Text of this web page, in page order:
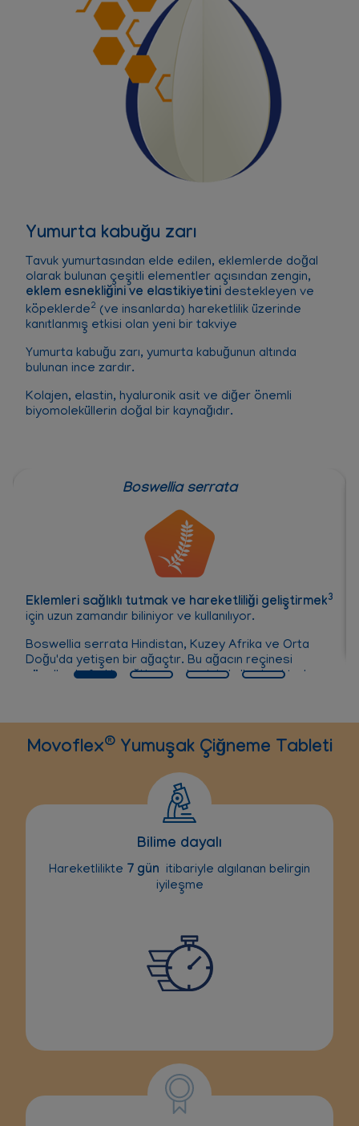
Yumurta kabuğu zarı
Tavuk yumurtasından elde edilen, eklemlerde doğal
olarak bulunan çeşitli elementler açısından zengin,
eklem esnekliğini ve elastikiyetini destekleyen ve
köpeklerde2 (ve insanlarda) hareketlilik üzerinde
kanıtlanmış etkisi olan yeni bir takviye
Yumurta kabuğu zarı, yumurta kabuğunun altında
bulunan ince zardır.
Kolajen, elastin, hyaluronik asit ve diğer önemli
biyomoleküllerin doğal bir kaynağıdır.
Boswellia serrata
Eklemleri sağlıklı tutmak ve hareketliliği geliştirmek3
için uzun zamandır biliniyor ve kullanılıyor.
Boswellia serrata Hindistan, Kuzey Afrika ve Orta
Doğu'da yetişen bir ağaçtır. Bu ağacın reçinesi
yüzyıllardır farklı sağlık sorunları için kullanılmaktadır.
Movoflex®Yumuşak Çiğneme Tableti
Bilime dayalı
Hareketlilikte 7 gün itibariyle algılanan belirgin
iyileşme